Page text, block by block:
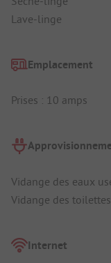
Lave-linge
Emplacement
Prises : 10 amps
Vidange des eaux
Vidange des
Internet